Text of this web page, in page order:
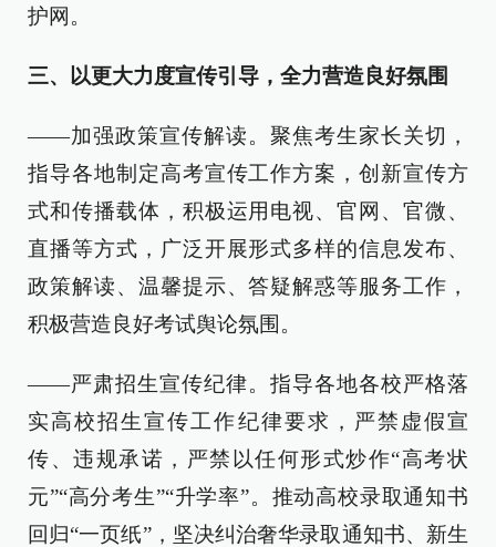
护网。
三、以更大力度宣传引导，全力营造良好氛围
——加强政策宣传解读。聚焦考生家长关切，
指导各地制定高考宣传工作方案，创新宣传方
式和传播载体，积极运用电视、官网、官微、
直播等方式，广泛开展形式多样的信息发布、
政策解读、温馨提示、答疑解惑等服务工作，
积极营造良好考试舆论氛围。
——严肃招生宣传纪律。指导各地各校严格落
实高校招生宣传工作纪律要求，严禁虚假宣
传、违规承诺，严禁以任何形式炒作“高考状
元”“高分考生”“升学率”。推动高校录取通知书
回归“一页纸”，坚决纠治奢华录取通知书、新生